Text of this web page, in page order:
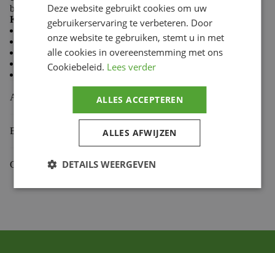
both on the trails and in the paddock.
Key features:
Casual style
Comfortable and durable fabric
Premium fit
Classic crew neck
Aanvullende informatie
Beoordelingen (0)
Gekoppelde Motoren
Deze website gebruikt cookies om uw
gebruikerservaring te verbeteren. Door
onze website te gebruiken, stemt u in met
alle cookies in overeenstemming met ons
Cookiebeleid. Lees verder
ALLES ACCEPTEREN
ALLES AFWIJZEN
DETAILS WEERGEVEN